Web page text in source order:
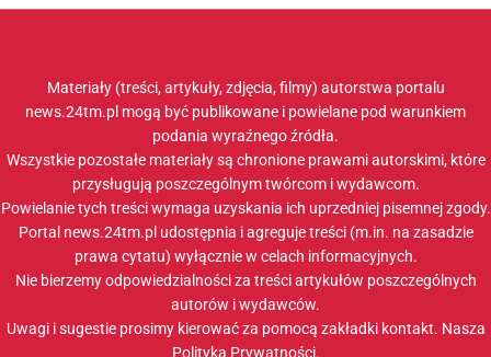
Materiały (treści, artykuły, zdjęcia, filmy) autorstwa portalu
news.24tm.pl mogą być publikowane i powielane pod warunkiem
podania wyraźnego źródła.
Wszystkie pozostałe materiały są chronione prawami autorskimi, które
przysługują poszczególnym twórcom i wydawcom.
Powielanie tych treści wymaga uzyskania ich uprzedniej pisemnej zgody.
Portal news.24tm.pl udostępnia i agreguje treści (m.in. na zasadzie
prawa cytatu) wyłącznie w celach informacyjnych.
Nie bierzemy odpowiedzialności za treści artykułów poszczególnych
autorów i wydawców.
Uwagi i sugestie prosimy kierować za pomocą zakładki kontakt. Nasza
Polityka Prywatności.